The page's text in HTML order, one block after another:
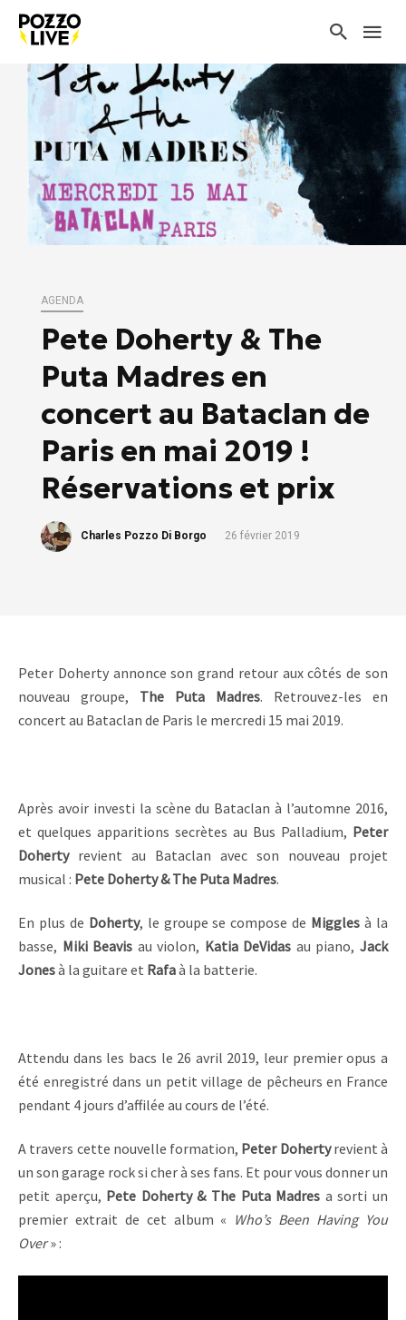
AGENDA
Pete Doherty & The
Puta Madres en
concert au Bataclan de
Paris en mai 2019 !
Réservations et prix
Charles Pozzo Di Borgo 26 février 2019
Peter Doherty annonce son grand retour aux côtés de son
nouveau groupe, The Puta Madres. Retrouvez-les en
concert au Bataclan de Paris le mercredi 15 mai 2019.
Après avoir investi la scène du Bataclan à l’automne 2016,
et quelques apparitions secrètes au Bus Palladium, Peter
Dohertyrevient au Bataclan avec son nouveau projet
musical : Pete Doherty & The Puta Madres.
En plus de Doherty, le groupe se compose de Miggles à la
basse, Miki Beavis au violon, Katia DeVidas au piano,Jack
Jonesà la guitare et Rafaà la batterie.
Attendu dans les bacs le 26 avril 2019, leur premier opus a
été enregistré dans un petit village de pêcheurs en France
pendant 4 jours d’affilée au cours de l’été.
A travers cette nouvelle formation, Peter Dohertyrevient à
un son garage rock si cher à ses fans. Et pour vous donner un
petit aperçu, Pete Doherty & The Puta Madres a sorti un
premier extrait de cet album « Who’s Been Having You
Over» :